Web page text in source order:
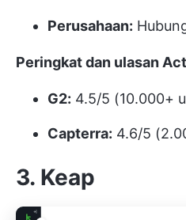
Perusahaan:
Peringkat dan ulasan
G2: 4.5/5 (10.000+
Capterra: 4.6/5
3. Keap